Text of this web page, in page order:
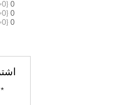
0 {count, plural، =0 {إعجابات مستلمة} =1 {إعجابات مستلمة} other {إعجابات مستلمة} }
0 {count, plural، =0 {تعليقات مستلمة} =1 {تعليق مستلم} other {تعليقات مستلمة} }
0 {count, plural، =0 {أفضل الإجابات} =1 {أفضل إجابة} other {أفضل الإجابات} }